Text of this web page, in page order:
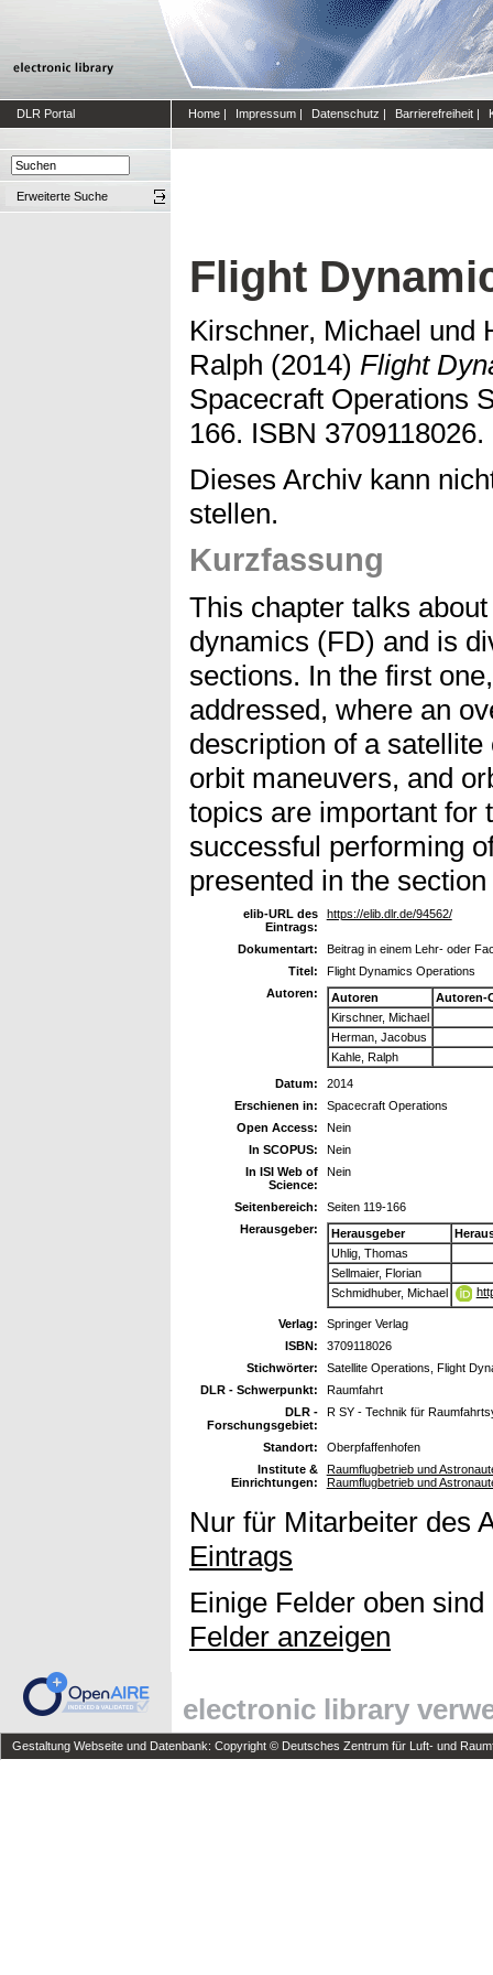
DLR Portal Home | Impressum | Datenschutz | Barrierefreiheit |
Erweiterte Suche
Flight
Kirschner, Michael und
Ralph (2014) Flight
Spacecraft Operations
166. ISBN 3709118026.
Dieses Archiv kann
stellen.
Kurzfassung
This chapter talks
dynamics (FD) and is
sections. In the first
addressed, where an
description of a
orbit maneuvers, and
topics are important for
successful performing
presented in the
elib-URL des
Eintrags:
https://elib.dlr.de/94562/
Dokumentart:
Beitrag in einem Lehr- oder
Titel:
Flight Dynamics Operations
Autoren:
Autoren
Autoren-
Kirschner, Michael
Herman, Jacobus
Kahle, Ralph
Datum:
2014
Erschienen in:
Spacecraft Operations
Open Access:
Nein
In SCOPUS:
Nein
In ISI Web of
Science:
Nein
Seitenbereich:
Seiten 119-166
Herausgeber:
Herausgeber
Uhlig, Thomas
Sellmaier, Florian
Schmidhuber, Michael
Verlag:
Springer Verlag
ISBN:
3709118026
Stichwörter:
Satellite Operations, Flight
DLR - Schwerpunkt:
Raumfahrt
DLR -
Forschungsgebiet:
R SY - Technik für
Standort:
Oberpfaffenhofen
Institute &
Einrichtungen:
Raumflugbetrieb und
Raumflugbetrieb und
Nur für Mitarbeiter des
Eintrags
Einige Felder oben
Felder anzeigen
electronic library
Gestaltung Webseite und Datenbank: Copyright © Deutsches Zentrum für Luft- und